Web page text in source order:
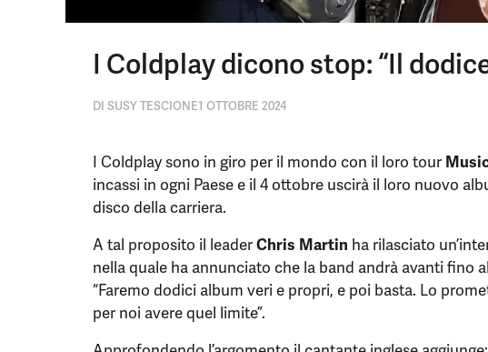
I Coldplay dicono stop: “Il
DI SUSY TESCIONE1 OTTOBRE 2024
I Coldplay sono in giro per il mondo con il loro tour
incassi in ogni Paese e il 4 ottobre uscirà il loro nuovo
disco della carriera.
A tal proposito il leaderChris Martin ha rilasciato
nella quale ha annunciato che la band andrà avanti fino al
“Faremo dodici album veri e propri, e poi basta. Lo
per noi avere quel limite”.